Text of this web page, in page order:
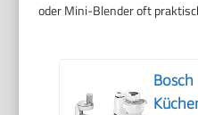
oder Mini-Blender oft
Bosch